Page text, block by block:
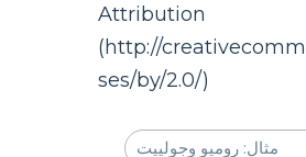
Attribution
(http://
ses/by/2.0/)